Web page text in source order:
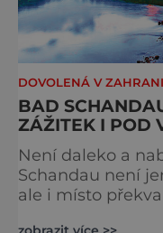
DOVOLENÁ V
BAD
ZÁŽITEK I POD
Není daleko a
Schandau není
ale i místo